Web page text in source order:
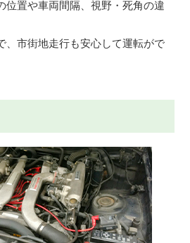
位置や車両間隔、視野・死角の違
、市街地走行も安心して運転がで